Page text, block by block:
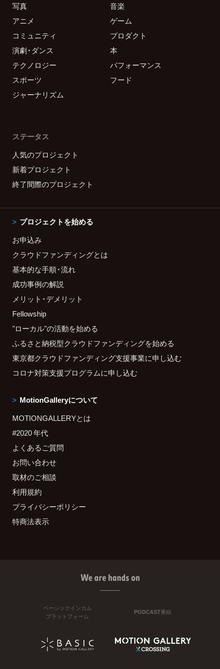
写真
音楽
アニメ
ゲーム
コミュニティ
プロダクト
演劇・ダンス
本
テクノロジー
パフォーマンス
スポーツ
フード
ジャーナリズム
ステータス
人気のプロジェクト
新着プロジェクト
終了間際のプロジェクト
プロジェクトを始める
お申込み
クラウドファンディングとは
基本的な手順・流れ
成功事例の解説
メリット・デメリット
Fellowship
"ローカル"の活動を始める
ふるさと納税型クラウドファンディングを始める
東京都クラウドファンディング支援事業に申し込む
コロナ対策支援プログラムに申し込む
MotionGalleryについて
MOTIONGALLERYとは
#2020 年代
よくあるご質問
お問い合わせ
取材のご相談
利用規約
プライバシーポリシー
特商法表示
We are hands on
ベーシックインカム
プラットフォーム
PODCAST番組